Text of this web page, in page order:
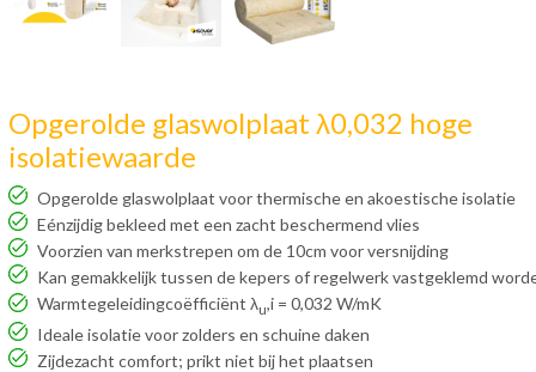
Opgerolde glaswolplaat λ0,032 hoge
isolatiewaarde
Opgerolde glaswolplaat voor thermische en akoestische isolatie
Eénzijdig bekleed met een zacht beschermend vlies
Voorzien van merkstrepen om de 10cm voor versnijding
Kan gemakkelijk tussen de kepers of regelwerk vastgeklemd
Warmtegeleidingcoëfficiënt λu,i = 0,032 W/mK
Ideale isolatie voor zolders en schuine daken
Zijdezacht comfort; prikt niet bij het plaatsen